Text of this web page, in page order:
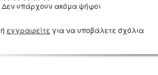
Δεν υπάρχουν ακόμα ψήφοι
ή εγγραφείτε για να υποβάλετε σχόλια